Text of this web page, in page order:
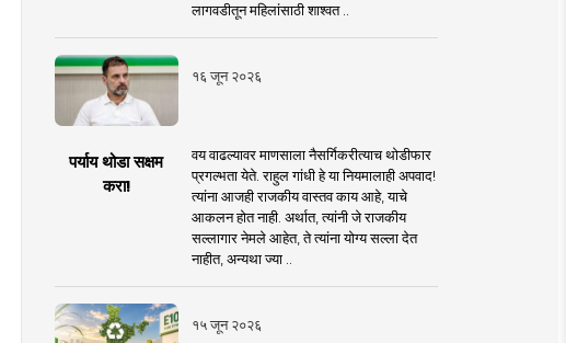
लागवडीतून महिलांसाठी शाश्वत ..
१६ जून २०२६
पर्याय थोडा सक्षम
करा!
वय वाढल्यावर माणसाला नैसर्गिकरीत्याच थोडीफार
प्रगल्भता येते. राहुल गांधी हे या नियमालाही अपवाद!
त्यांना आजही राजकीय वास्तव काय आहे, याचे
आकलन होत नाही. अर्थात, त्यांनी जे राजकीय
सल्लागार नेमले आहेत, ते त्यांना योग्य सल्ला देत
नाहीत, अन्यथा ज्या ..
१५ जून २०२६